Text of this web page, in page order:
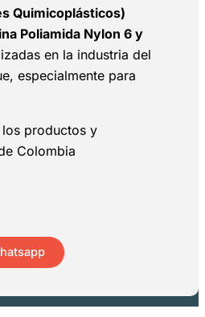
Quimicoplásticos)
Poliamida Nylon 6 y
en la industria del
especialmente para
productos y
Colombia